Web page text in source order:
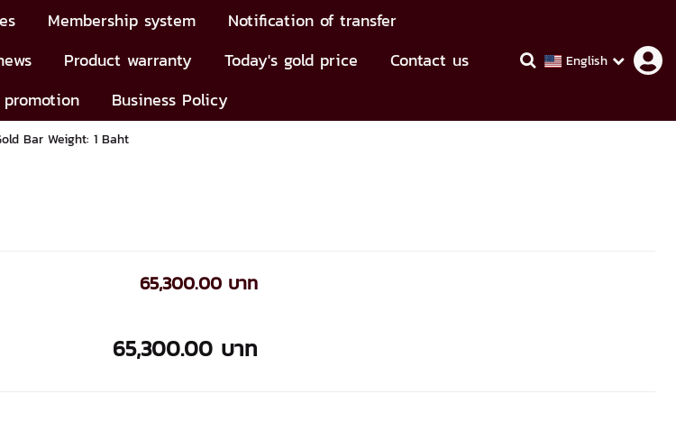
Membership system
Notification of transfer
Product warranty Today's gold price
Contact us
promotion Business Policy
English
Bar Weight: 1 Baht
65,300.00 บาท
65,300.00 บาท